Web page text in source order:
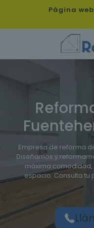
Página
Empresa de reforma
Diseñamos y
máxima
espacio. Consulta tu